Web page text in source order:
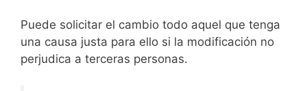
Puede solicitar el cambio todo aquel que tenga
una causa justa para ello si la modificación no
perjudica a terceras personas.